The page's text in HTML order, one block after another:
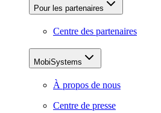
Pour les partenaires
Centre des partenaires
MobiSystems
À propos de nous
Centre de presse